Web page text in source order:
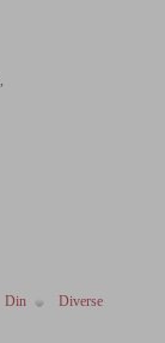
Din
Diverse